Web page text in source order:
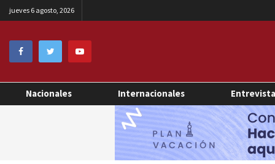
jueves 6 agosto, 2026
Nacionales Internacionales